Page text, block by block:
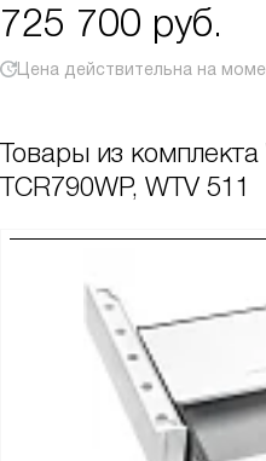
725 700 руб.
Цена действительна на
Товары из комплекта
TCR790WP, WTV 511